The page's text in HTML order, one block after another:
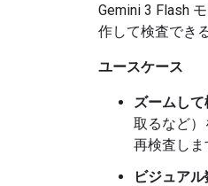
Gemini 3 Flash
作して検査でき
ユースケース
ズームし
取るなど
再検査しま
ビジュア